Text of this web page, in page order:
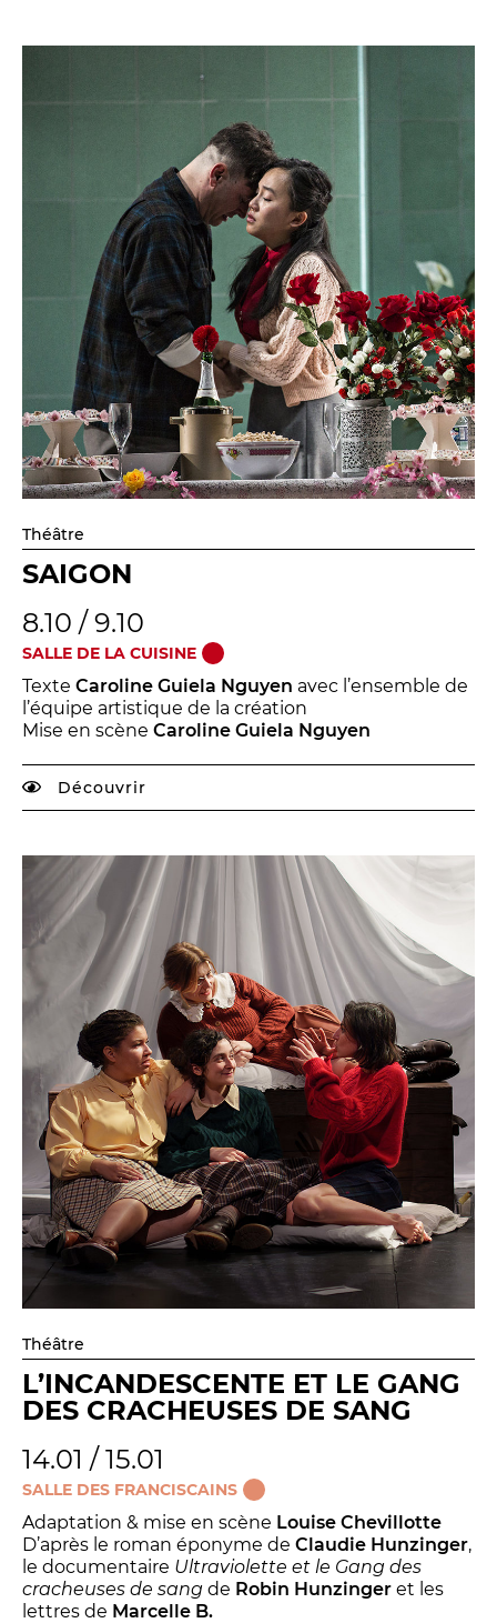
Théâtre
SAIGON
8.10 / 9.10
SALLE DE LA CUISINE
Texte Caroline Guiela Nguyen avec l’ensemble de
l’équipe artistique de la création
Mise en scène Caroline Guiela Nguyen
Découvrir
Théâtre
L’INCANDESCENTE ET LE GANG
DES CRACHEUSES DE SANG
14.01 / 15.01
SALLE DES FRANCISCAINS
Adaptation & mise en scène Louise Chevillotte
D’après le roman éponyme de Claudie Hunzinger,
le documentaire Ultraviolette et le Gang des
cracheuses de sang de Robin Hunzinger et les
lettres de Marcelle B.